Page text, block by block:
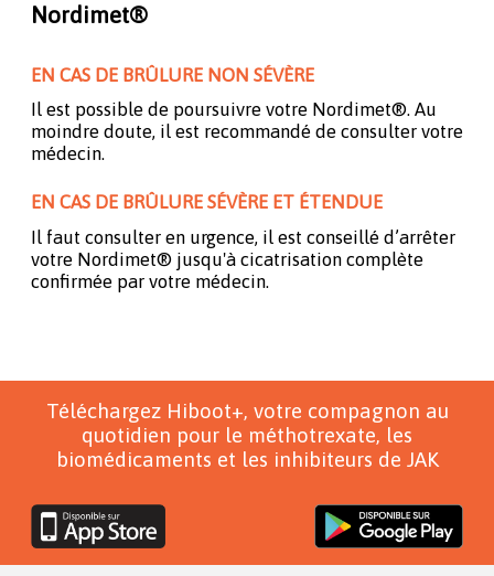
Nordimet®
EN CAS DE BRÛLURE NON SÉVÈRE
Il est possible de poursuivre votre Nordimet®. Au
moindre doute, il est recommandé de consulter votre
médecin.
EN CAS DE BRÛLURE SÉVÈRE ET ÉTENDUE
Il faut consulter en urgence, il est conseillé d’arrêter
votre Nordimet® jusqu'à cicatrisation complète
confirmée par votre médecin.
Téléchargez Hiboot+, votre compagnon au
quotidien pour le méthotrexate, les
biomédicaments et les inhibiteurs de JAK